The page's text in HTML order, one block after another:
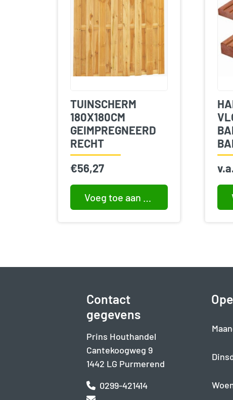
TUINSCHERM
180X180CM
GEIMPREGNEERD
RECHT
€56,27
Voeg toe aan winkelwagen
Contact
gegevens
Prins Houthandel
Cantekoogweg 9
1442 LG Purmerend
0299-421414